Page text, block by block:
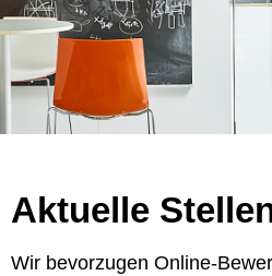
Aktuelle
Wir bevorzugen Online-